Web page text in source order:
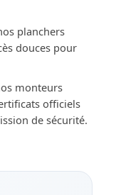
planchers
douces pour
monteurs
officiels
de sécurité.